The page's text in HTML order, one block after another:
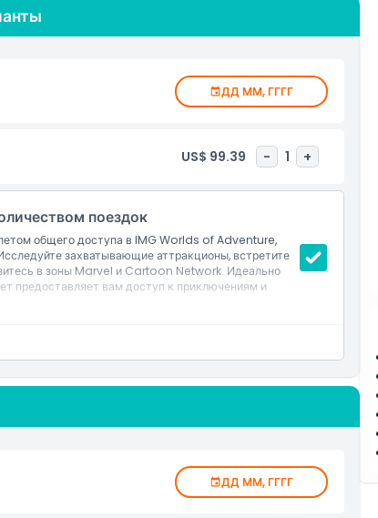
3 months, allowing for single-use on different
or on different days for each park.
Make sure to go to the parks before the
delivery. Display the mobile ticket at the
students, show your Student IDs.
ДД ММ, ГГГГ
US$ 99.39 - 1 +
поездок
общего доступа в IMG Worlds of Adventure,
захватывающие аттракционы, встретите
в зоны Marvel и Cartoon Network. Идеально
предоставляет вам доступ к приключениям и
крупнейший крытый тематический парк в Дубае
четырем зонам: Marvel, Cartoon Network, Lost
ДД ММ, ГГГГ